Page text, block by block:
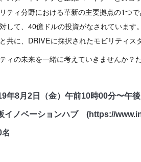
ティ分野における革新の主要拠点の1つ
して、40億ドルの投資がなされていま
共に、DRIVEに採択されたモビリティス
ィの未来を一緒に考えていきませんか？
8月2日（金）午前10時00分〜午
イノベーションハブ (https://